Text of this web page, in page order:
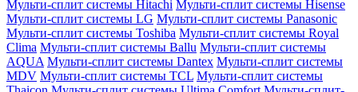
Мульти-сплит системы Hitachi Мульти-сплит системы Hisense
Мульти-сплит системы LG Мульти-сплит системы Panasonic
Мульти-сплит системы Toshiba Мульти-сплит системы Royal
Clima Мульти-сплит системы Ballu Мульти-сплит системы
AQUA Мульти-сплит системы Dantex Мульти-сплит системы
MDV Мульти-сплит системы TCL Мульти-сплит системы